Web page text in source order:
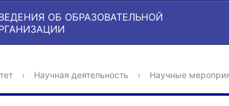
ОБ ОБРАЗОВАТЕЛЬНОЙ
› Научная деятельность › Научные